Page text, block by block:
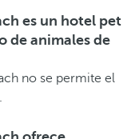
es un hotel pet
de animales de
no se permite el